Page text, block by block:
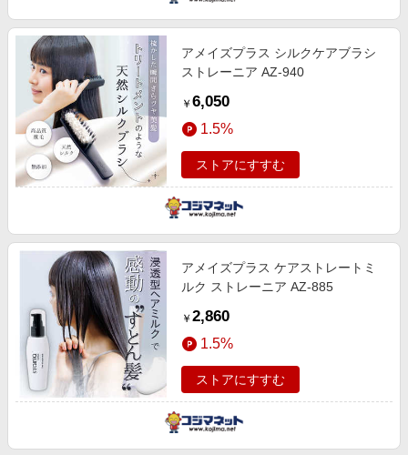
アメイズプラス シルクケアブラシ
ストレーニア AZ-940
￥ 6,050
1.5%
ストアにすすむ
アメイズプラス ケアストレートミ
ルク ストレーニア AZ-885
￥ 2,860
1.5%
ストアにすすむ